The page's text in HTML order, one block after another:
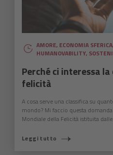
AMORE, ECONOMIA SFERICA
HUMANOVABILITY,
Perché ci interessa
felicità
A cosa serve una classifica su
mondo? Mi faccio questa
Mondiale della Felicità istituita
Leggi tutto